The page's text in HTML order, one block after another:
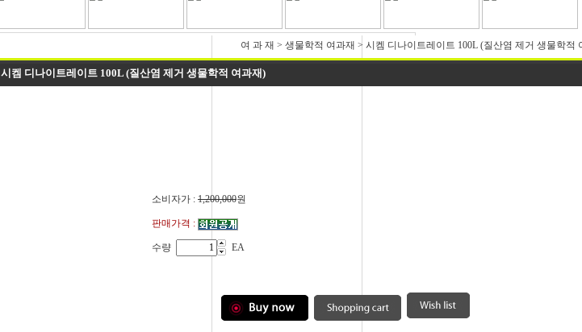
여 과 재 > 생물학적 여과재 > 시켐 디나이트레이트 100L (질산염 제거 생물학적
시켐 디나이트레이트 100L (질산염 제거 생물학적 여과재)
소비자가 : 1,200,000원
판매가격 :
수량 EA